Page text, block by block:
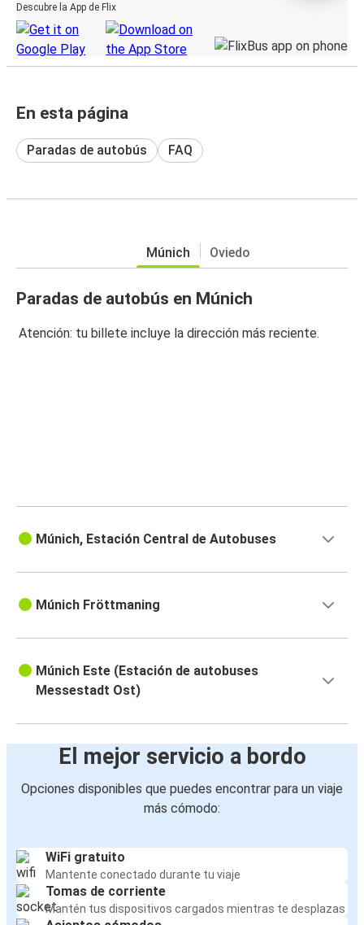
Descubre la App de Flix
En esta página
Paradas de autobús FAQ
Múnich Oviedo
Paradas de autobús en Múnich
Atención: tu billete incluye la dirección más reciente.
Múnich, Estación Central de Autobuses
Múnich Fröttmaning
Múnich Este (Estación de autobuses
Messestadt Ost)
El mejor servicio a bordo
Opciones disponibles que puedes encontrar para un viaje
más cómodo:
WiFi gratuito
Mantente conectado durante tu viaje
Tomas de corriente
Mantén tus dispositivos cargados mientras te desplazas